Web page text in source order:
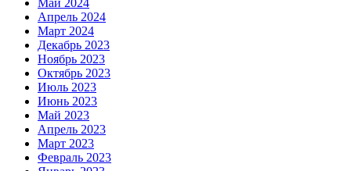
Май 2024
Апрель 2024
Март 2024
Декабрь 2023
Ноябрь 2023
Октябрь 2023
Июль 2023
Июнь 2023
Май 2023
Апрель 2023
Март 2023
Февраль 2023